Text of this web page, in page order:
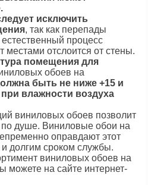
исключить
, так как перепады
процесс
местами отслоится от стены.
помещения для
обоев на
быть не ниже +15 и
влажности воздуха
виниловых обоев позволит
душе. Виниловые обои на
оправдают этот
долгим сроком службы.
виниловых обоев на
можете на сайте интернет-